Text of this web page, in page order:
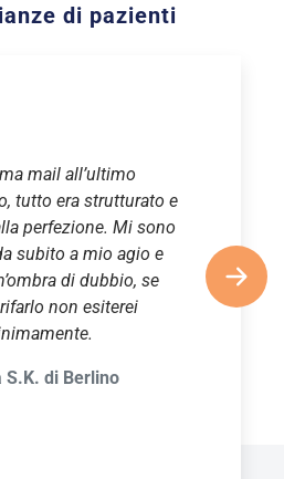
di pazienti
mail all’ultimo
tutto era strutturato e
perfezione. Mi sono
subito a mio agio e
di dubbio, se
non esiterei
S.K. di Berlino